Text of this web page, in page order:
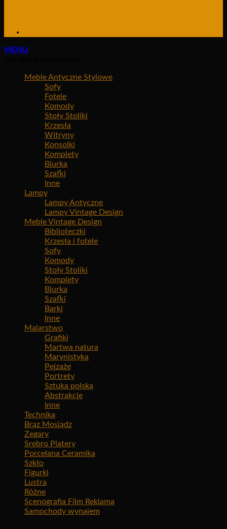
MENU
Meble Antyczne Stylowe
Sofy
Fotele
Komody
Stoły Stoliki
Krzesła
Witryny
Konsolki
Komplety
Biurka
Szafki
Inne
Lampy
Lampy Antyczne
Lampy Vintage Design
Meble Vintage Design
Biblioteczki
Krzesła i fotele
Sofy
Komody
Stoły Stoliki
Komplety
Biurka
Szafki
Barki
Inne
Malarstwo
Grafiki
Martwa natura
Marynistyka
Pejzaże
Portrety
Sztuka polska
Abstrakcje
Inne
Technika
Brąz Mosiądz
Zegary
Srebro Platery
Porcelana Ceramika
Szkło
Figurki
Lustra
Różne
Scenografia Film Reklama
Samochody wynajem